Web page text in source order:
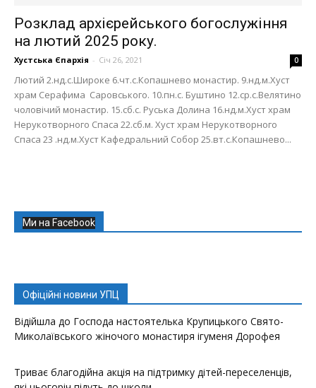
Розклад архієрейського богослужіння
на лютий 2025 року.
Хустська Єпархія - Січ 26, 2021 0
Лютий 2.нд.с.Широке 6.чт.с.Копашнево монастир. 9.нд.м.Хуст
храм Серафима Саровського. 10.пн.с. Буштино 12.ср.с.Велятино
чоловічий монастир. 15.сб.с. Руська Долина 16.нд.м.Хуст храм
Нерукотворного Спаса 22.сб.м. Хуст храм Нерукотворного
Спаса 23 .нд.м.Хуст Кафедральний Собор 25.вт.с.Копашнево...
Ми на Facebook
Офіційні новини УПЦ
Відійшла до Господа настоятелька Крупицького Свято-
Миколаївського жіночого монастиря ігуменя Дорофея
Триває благодійна акція на підтримку дітей-переселенців,